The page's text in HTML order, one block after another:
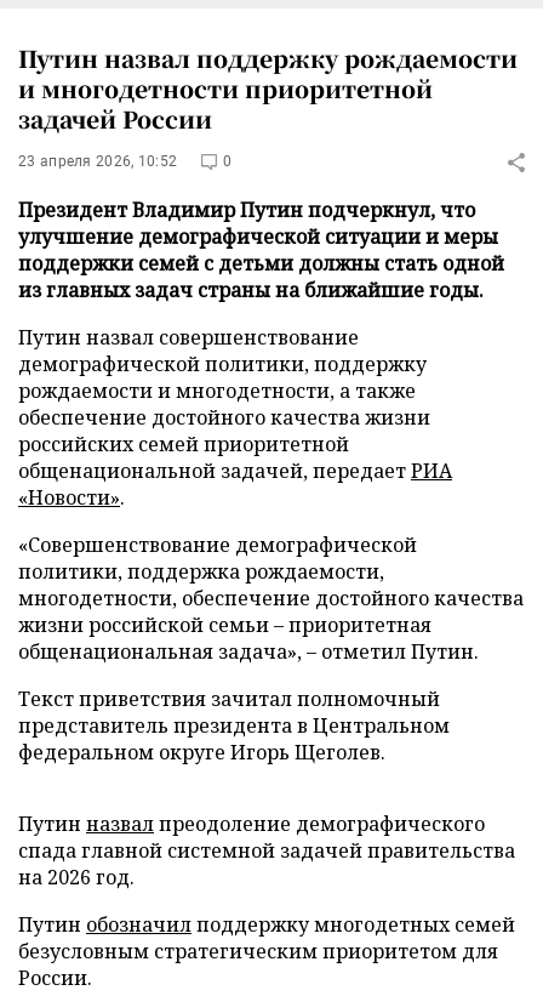
Путин назвал поддержку рождаемости
и многодетности приоритетной
задачей России
23 апреля 2026, 10:52 0
Президент Владимир Путин подчеркнул, что
улучшение демографической ситуации и меры
поддержки семей с детьми должны стать одной
из главных задач страны на ближайшие годы.
Путин назвал совершенствование
демографической политики, поддержку
рождаемости и многодетности, а также
обеспечение достойного качества жизни
российских семей приоритетной
общенациональной задачей, передаетРИА
«Новости».
«Совершенствование демографической
политики, поддержка рождаемости,
многодетности, обеспечение достойного качества
жизни российской семьи – приоритетная
общенациональная задача», – отметил Путин.
Текст приветствия зачитал полномочный
представитель президента в Центральном
федеральном округе Игорь Щеголев.
Путин назвалпреодоление демографического
спада главной системной задачей правительства
на 2026 год.
Путин обозначилподдержку многодетных семей
безусловным стратегическим приоритетом для
России.